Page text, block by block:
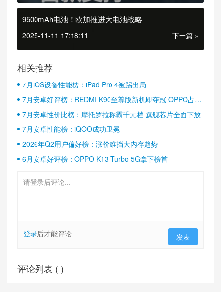
9500mAh电池！欧加推进大电池战略
2025-11-11 17:18:11 下一篇 »
相关推荐
7月iOS设备性能榜：iPad Pro 4被踢出局
7月安卓好评榜：REDMI K90至尊版新机即夺冠 OPPO占据
半壁江山
7月安卓性价比榜：摩托罗拉称霸千元档 旗舰芯片全面下放
7月安卓性能榜：iQOO成功卫冕
2026年Q2用户偏好榜：涨价难挡大内存趋势
6月安卓好评榜：OPPO K13 Turbo 5G拿下榜首
登录后才能评论 发表
评论列表 ( )